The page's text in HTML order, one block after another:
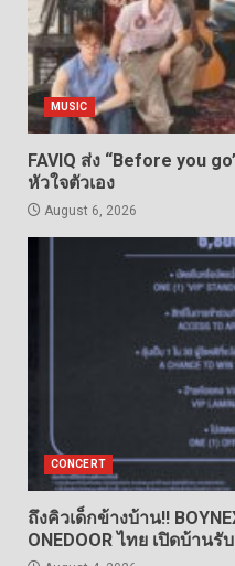
MUSIC
FAVIQ ส่ง “Before you
หัวใจตัวเอง
August 6, 2026
CONCERT
ถึงคิวเด็กข้างบ้าน!!
ONEDOOR ไทย เปิดบ้าน